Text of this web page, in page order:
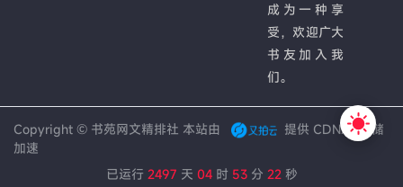
成为一种享
受，欢迎广大
书友加入我
们。
Copyright © 书苑网文精排社 本站由
提供 CDN/云存储
加速
已运行 2497 天 04时 53分 22秒